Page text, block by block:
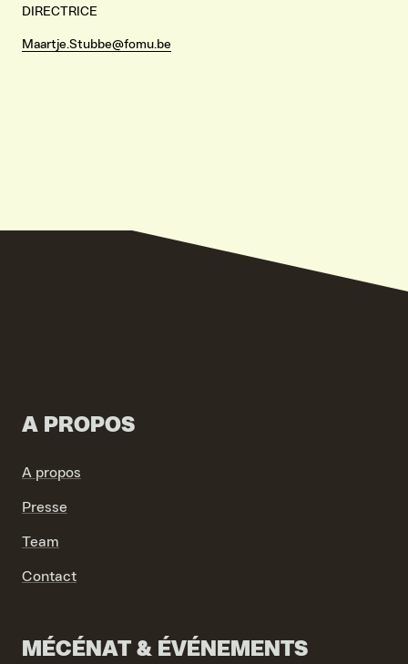
DIRECTRICE
Maartje.Stubbe@fomu.be
A PROPOS
A propos
Presse
Team
Contact
MÉCÉNAT & ÉVÉNEMENTS
VIND EXPO’S, ACTIVITEITEN & INFORMATIE